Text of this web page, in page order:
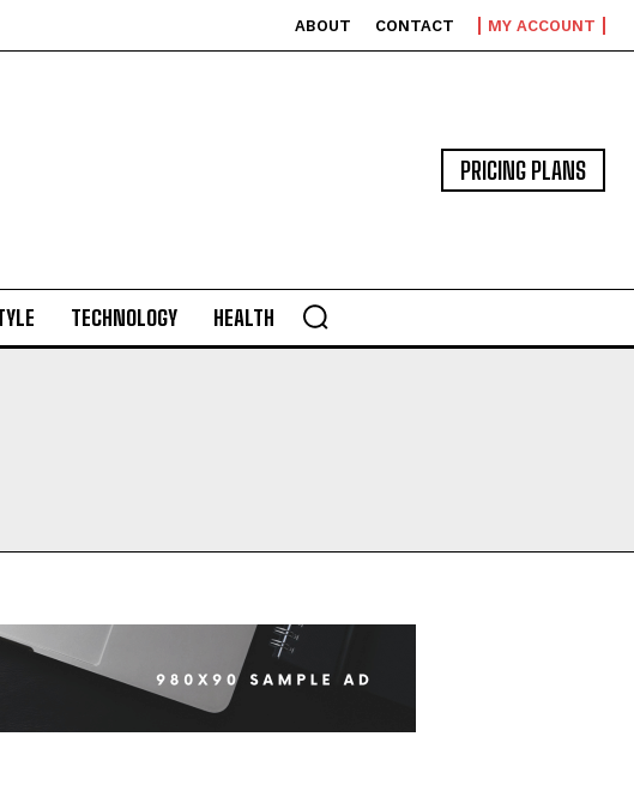
ABOUT CONTACT MY ACCOUNT
PRICING PLANS
TECHNOLOGY HEALTH